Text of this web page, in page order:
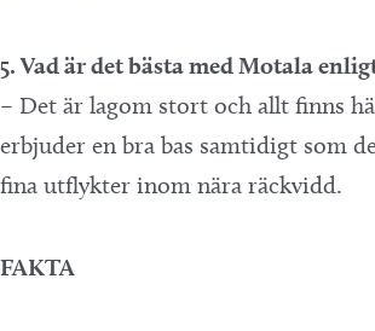
5. Vad är det bästa med Motala
– Det är lagom stort och allt finns
erbjuder en bra bas samtidigt som
fina utflykter inom nära räckvidd.
FAKTA